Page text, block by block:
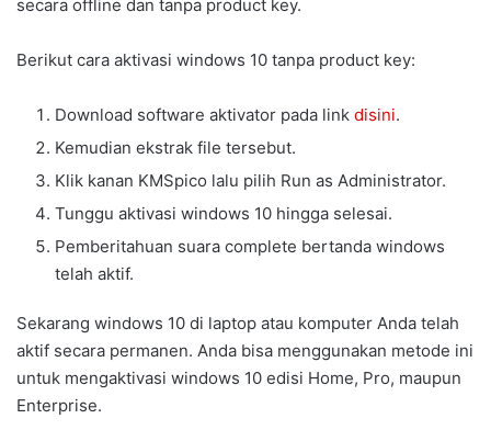
secara offline dan tanpa product key.
Berikut cara aktivasi windows 10 tanpa product key:
Download software aktivator pada link disini.
Kemudian ekstrak file tersebut.
Klik kanan KMSpico lalu pilih Run as Administrator.
Tunggu aktivasi windows 10 hingga selesai.
Pemberitahuan suara complete bertanda windows
telah aktif.
Sekarang windows 10 di laptop atau komputer Anda telah
aktif secara permanen. Anda bisa menggunakan metode ini
untuk mengaktivasi windows 10 edisi Home, Pro, maupun
Enterprise.